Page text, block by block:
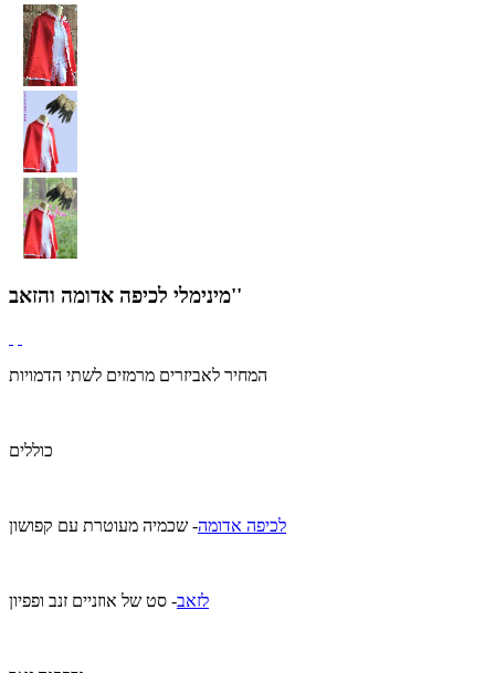
מינימלי לכיפה אדומה והזאב''
המחיר לאביזרים מרמזים לשתי הדמויות
כוללים
לכיפה אדומה
לזאב- סט של אוזניים זנב ופפיון